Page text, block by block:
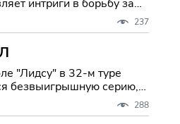
интриги в борьбу за
237
"Лидсу" в 32-м туре
безвыигрышную серию,
288